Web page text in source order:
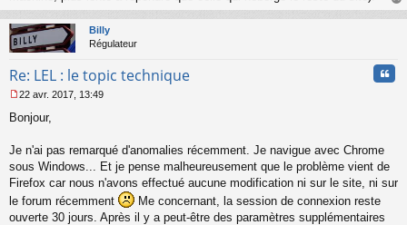
n
o
n
l
au
Billy
Régulateur
Re: LEL : le topic technique
e
g
e
n
o
22 avr. 2017, 13:49
Bonjour,
Je n'ai pas remarqué d'anomalies récemment. Je navigue avec Chrome
sous Windows... Et je pense malheureusement que le problème vient de
Firefox car nous n'avons effectué aucune modification ni sur le site, ni sur
le forum récemment
Me concernant, la session de connexion reste
ouverte 30 jours. Après il y a peut-être des paramètres supplémentaires